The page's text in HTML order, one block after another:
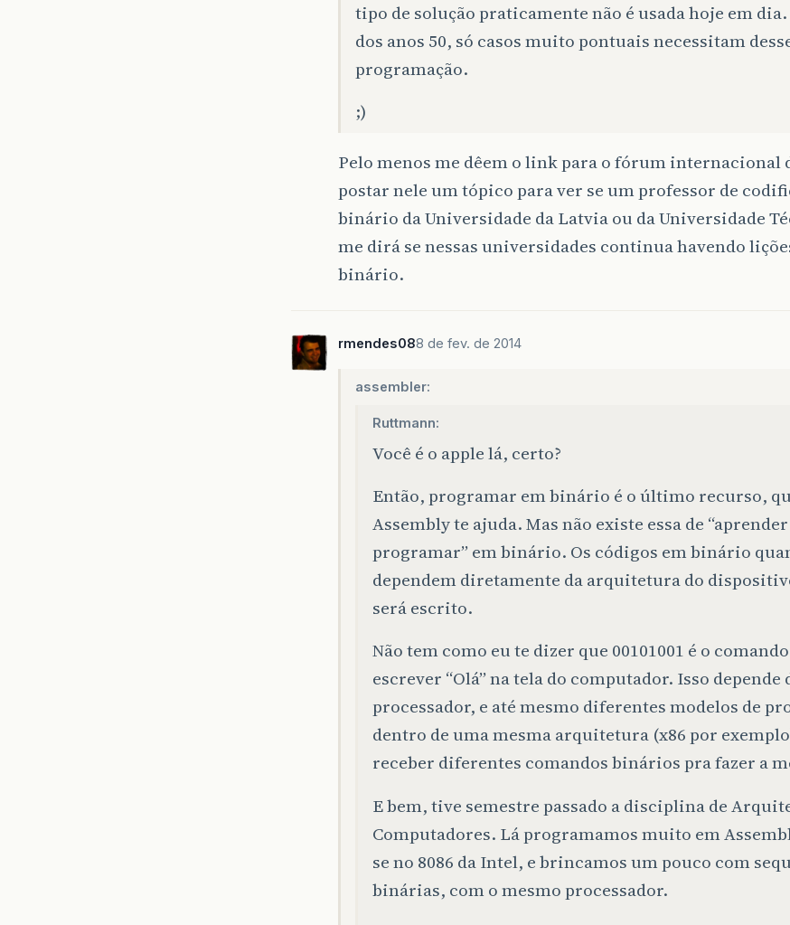
tipo de solução praticamente não é usada hoje em
dos anos 50, só casos muito pontuais necessitam
programação.
;)
Pelo menos me dêem o link para o fórum internacional
postar nele um tópico para ver se um professor de
binário da Universidade da Latvia ou da Universidade
me dirá se nessas universidades continua havendo
binário.
rmendes088 de fev. de 2014
assembler:
Ruttmann:
Você é o apple lá, certo?
Então, programar em binário é o último recurso,
Assembly te ajuda. Mas não existe essa de
programar” em binário. Os códigos em binário
dependem diretamente da arquitetura do
será escrito.
Não tem como eu te dizer que 00101001 é o
escrever “Olá” na tela do computador. Isso depende
processador, e até mesmo diferentes modelos de
dentro de uma mesma arquitetura (x86 por
receber diferentes comandos binários pra fazer a
E bem, tive semestre passado a disciplina de
Computadores. Lá programamos muito em
se no 8086 da Intel, e brincamos um pouco com
binárias, com o mesmo processador.